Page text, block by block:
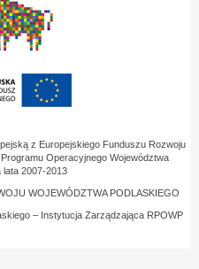
z Europejskiego Funduszu Rozwoju
Operacyjnego Województwa
lata 2007-2013
WOJEWÓDZTWA PODLASKIEGO
– Instytucja Zarządzająca RPOWP